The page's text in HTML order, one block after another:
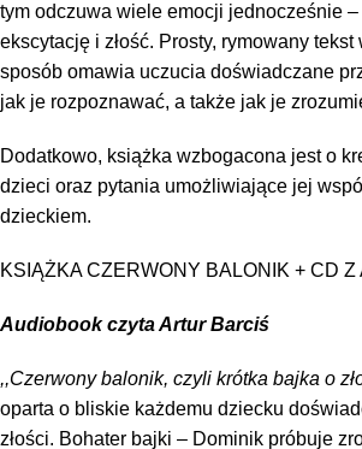
tym odczuwa wiele emocji jednocześnie –
ekscytację i złość. Prosty, rymowany
sposób omawia uczucia doświadczane
jak je rozpoznawać, a także jak je
Dodatkowo, książka wzbogacona jest o
dzieci oraz pytania umożliwiające jej
dzieckiem.
KSIĄŻKA CZERWONY BALONIK + CD Z
Audiobook czyta Artur Barciś
,,Czerwony balonik, czyli krótka bajka o
oparta o bliskie każdemu dziecku
złości. Bohater bajki – Dominik próbuje